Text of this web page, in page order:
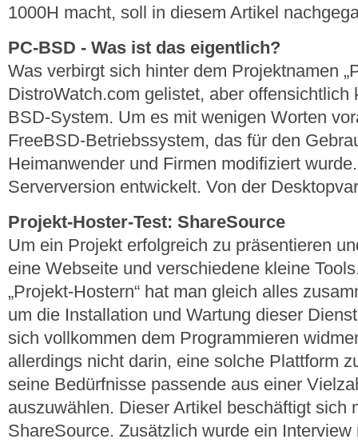
1000H macht, soll in diesem Artikel
PC-BSD - Was ist das eigentlich?
Was verbirgt sich hinter dem Projektnamen
DistroWatch.com gelistet, aber offensichtlich
BSD-System. Um es mit wenigen Worten
FreeBSD-Betriebssystem, das für den
Heimanwender und Firmen modifiziert
Serverversion entwickelt. Von der
Projekt-Hoster-Test: ShareSource
Um ein Projekt erfolgreich zu präsentieren
eine Webseite und verschiedene kleine
„Projekt-Hostern“ hat man gleich alles
um die Installation und Wartung dieser
sich vollkommen dem Programmieren
allerdings nicht darin, eine solche Plattform
seine Bedürfnisse passende aus einer
auszuwählen. Dieser Artikel beschäftigt sich
ShareSource. Zusätzlich wurde ein